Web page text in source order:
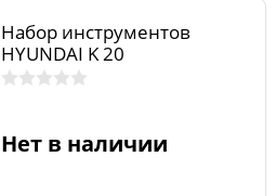
Набор инструментов
HYUNDAI K 20
Нет в наличии